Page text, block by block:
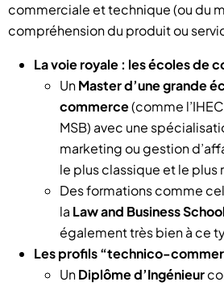
commerciale et technique (ou du
compréhension du produit ou
La voie royale : les écoles de
UnMaster d’une grande
commerce(comme
MSB) avec une
marketing ou gestion
le plus classique et le plus
Des formations comme
la Law and Business
également très bien à ce
Les profils “technico-
UnDiplôme d’Ingénieur